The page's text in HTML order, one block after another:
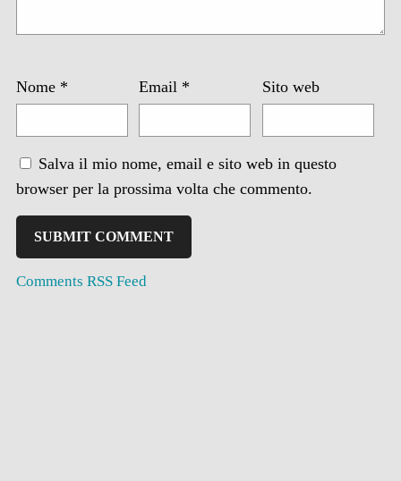
Nome * Email * Sito web
Salva il mio nome, email e sito web in questo
browser per la prossima volta che commento.
Comments RSS Feed